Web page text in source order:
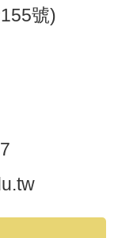
155號)